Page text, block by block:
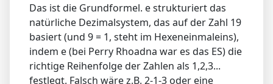
Das ist die Grundformel. e strukturiert das
natürliche Dezimalsystem, das auf der Zahl 19
basiert (und 9 = 1, steht im Hexeneinmaleins),
indem e (bei Perry Rhoadna war es das ES) die
richtige Reihenfolge der Zahlen als 1,2,3...
festlegt. Falsch wäre z.B. 2-1-3 oder eine